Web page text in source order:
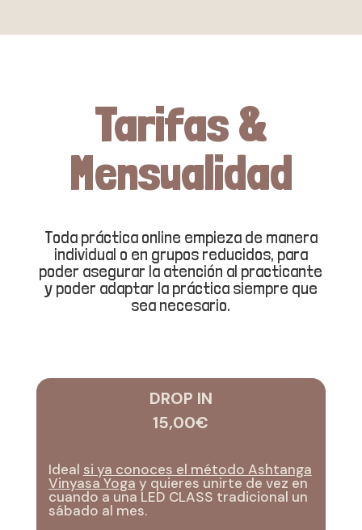
Tarifas &
Mensualidad
Toda práctica online empieza de manera
individual o en grupos reducidos, para
poder asegurar la atención al practicante
y poder adaptar la práctica siempre que
sea necesario.
DROP IN
15,00€
Ideal si ya conoces el método Ashtanga
Vinyasa Yoga y quieres unirte de vez en
cuando a una LED CLASS tradicional un
sábado al mes.